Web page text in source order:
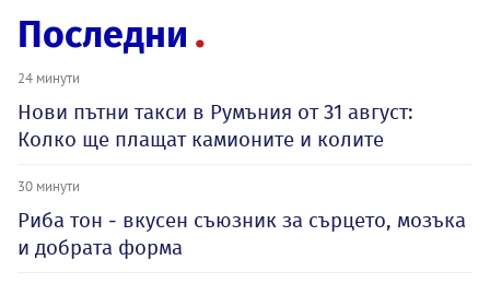
Последни
24 минути
Нови пътни такси в Румъния от 31 август:
Колко ще плащат камионите и колите
30 минути
Риба тон - вкусен съюзник за сърцето, мозъка
и добрата форма